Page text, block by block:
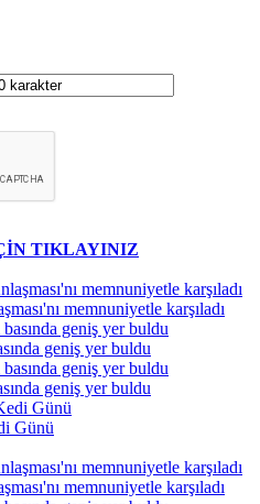
TIKLAYINIZ
memnuniyetle karşıladı
geniş yer buldu
geniş yer buldu
Günü
memnuniyetle karşıladı